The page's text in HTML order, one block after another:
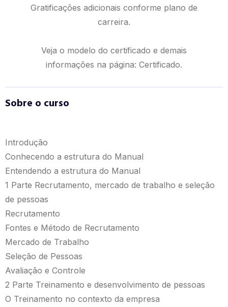
Gratificações adicionais conforme plano de
carreira.
Veja o modelo do certificado e demais
informações na página: Certificado.
Sobre o curso
Introdução
Conhecendo a estrutura do Manual
Entendendo a estrutura do Manual
1 Parte Recrutamento, mercado de trabalho e seleção
de pessoas
Recrutamento
Fontes e Método de Recrutamento
Mercado de Trabalho
Seleção de Pessoas
Avaliação e Controle
2 Parte Treinamento e desenvolvimento de pessoas
O Treinamento no contexto da empresa